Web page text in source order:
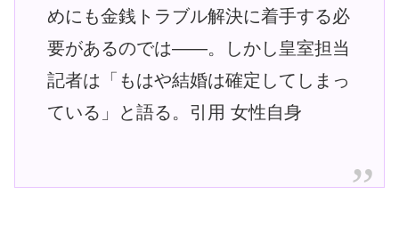
めにも金銭トラブル解決に着手する必
要があるのでは――。しかし皇室担当
記者は「もはや結婚は確定してしまっ
ている」と語る。引用 女性自身